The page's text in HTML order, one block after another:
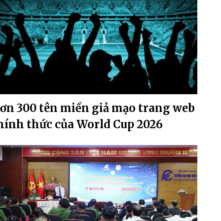
300 tên miền giả mạo trang web
thức của World Cup 2026